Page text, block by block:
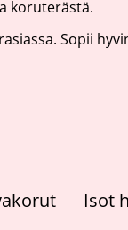
koruterästä.
Sopii
Isot